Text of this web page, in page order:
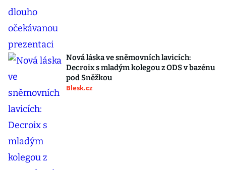
Nová láska ve sněmovních lavicích:
Decroix s mladým kolegou z ODS v bazénu
pod Sněžkou
Blesk.cz